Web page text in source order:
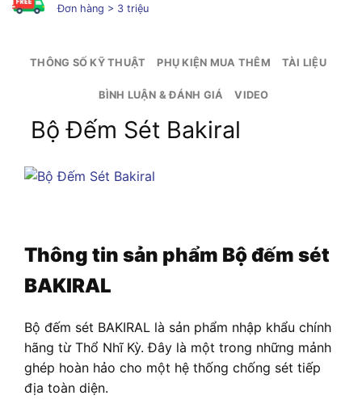
Đơn hàng > 3 triệu
THÔNG SỐ KỸ THUẬT PHỤ KIỆN MUA THÊM TÀI LIỆU
BÌNH LUẬN & ĐÁNH GIÁ VIDEO
Bộ Đếm Sét Bakiral
Thông tin sản phẩm Bộ đếm sét
BAKIRAL
Bộ đếm sét BAKIRAL là sản phẩm nhập khẩu chính
hãng từ Thổ Nhĩ Kỳ. Đây là một trong những mảnh
ghép hoàn hảo cho một hệ thống chống sét tiếp
địa toàn diện.